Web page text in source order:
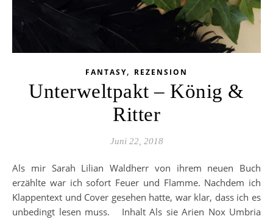
FANTASY, REZENSION
Unterweltpakt – König &
Ritter
Juni 22, 2018
Als mir Sarah Lilian Waldherr von ihrem neuen Buch
erzählte war ich sofort Feuer und Flamme. Nachdem ich
Klappentext und Cover gesehen hatte, war klar, dass ich es
unbedingt lesen muss. Inhalt Als sie Arien Nox Umbria